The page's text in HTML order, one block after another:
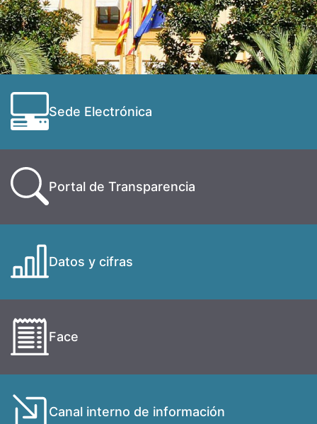
Sede Electrónica
Portal de Transparencia
Datos y cifras
Face
Canal interno de información